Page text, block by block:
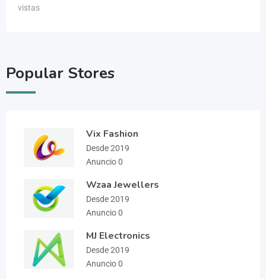
vistas
Popular Stores
Vix Fashion
Desde 2019
Anuncio 0
Wzaa Jewellers
Desde 2019
Anuncio 0
MJ Electronics
Desde 2019
Anuncio 0